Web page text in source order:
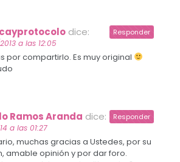
dice:
a las 12:05
por compartirlo. Es muy original
Responder
Ramos Aranda dice:
a las 01:27
muchas gracias a Ustedes, por su
amable opinión y por dar foro.
Responder